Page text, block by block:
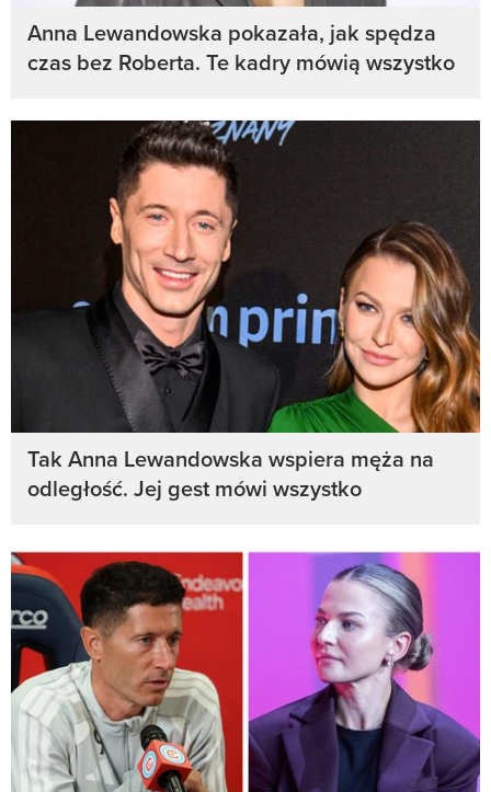
Anna Lewandowska pokazała, jak spędza
czas bez Roberta. Te kadry mówią wszystko
Tak Anna Lewandowska wspiera męża na
odległość. Jej gest mówi wszystko